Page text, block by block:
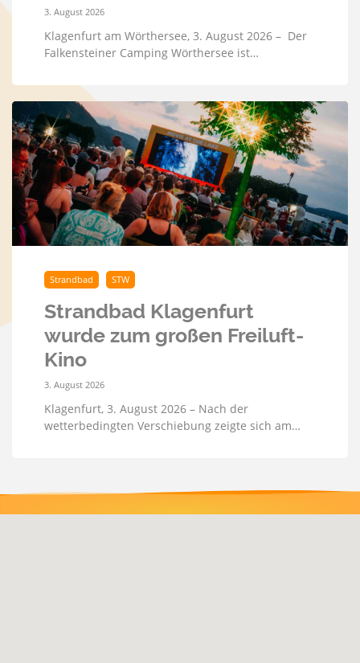
3. August 2026
Klagenfurt am Wörthersee, 3. August 2026 – Der
Falkensteiner Camping Wörthersee ist…
Strandbad STW
Strandbad Klagenfurt
wurde zum großen Freiluft-
Kino
3. August 2026
Klagenfurt, 3. August 2026 – Nach der
wetterbedingten Verschiebung zeigte sich am…